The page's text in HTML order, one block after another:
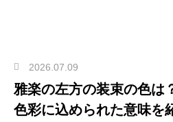
2026.07.09
雅楽の左方の装束の色は
色彩に込められた意味を